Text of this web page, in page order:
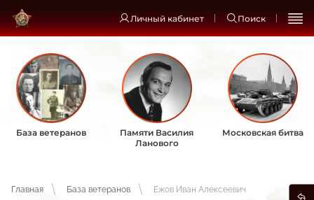
Личный кабинет Поиск
База ветеранов
Памяти Василия
Ланового
Московская битва
Главная База ветеранов Ежов Иван Алексеевич